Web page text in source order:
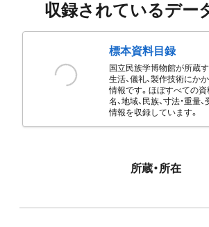
収録されているデー
標本資料目録
国立民族学博物館が所蔵
生活、儀礼、製作技術にか
情報です。ほぼすべての資
名、地域、民族、寸法・重量
情報を収録しています。
所蔵・所在